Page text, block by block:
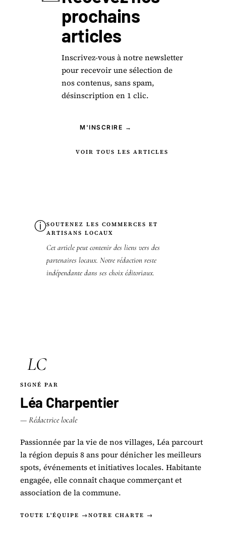
prochains
articles
Inscrivez-vous à notre newsletter
pour recevoir une sélection de
nos contenus, sans spam,
désinscription en 1 clic.
M'INSCRIRE →
VOIR TOUS LES ARTICLES
ⓘSOUTENEZ LES COMMERCES ET
ARTISANS LOCAUX
Cet article peut contenir des liens vers des
partenaires locaux. Notre rédaction reste
indépendante dans ses choix éditoriaux.
LC
SIGNÉ PAR
Léa Charpentier
— Rédactrice locale
Passionnée par la vie de nos villages, Léa parcourt
la région depuis 8 ans pour dénicher les meilleurs
spots, événements et initiatives locales. Habitante
engagée, elle connaît chaque commerçant et
association de la commune.
TOUTE L'ÉQUIPE → NOTRE CHARTE →